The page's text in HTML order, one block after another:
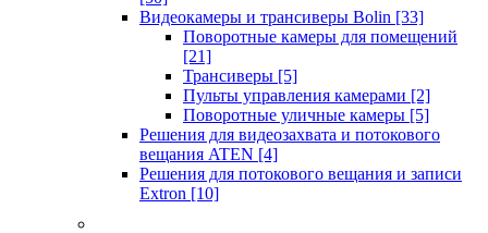
Видеокамеры и трансиверы Bolin [33]
Поворотные камеры для помещений
[21]
Трансиверы [5]
Пульты управления камерами [2]
Поворотные уличные камеры [5]
Решения для видеозахвата и потокового
вещания ATEN [4]
Решения для потокового вещания и записи
Extron [10]